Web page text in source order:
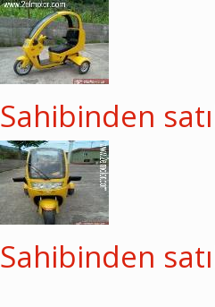
Sahibinden
Sahibinden